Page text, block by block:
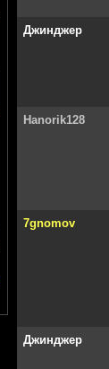
Джинджер
Hanorik128
7gnomov
Джинджер